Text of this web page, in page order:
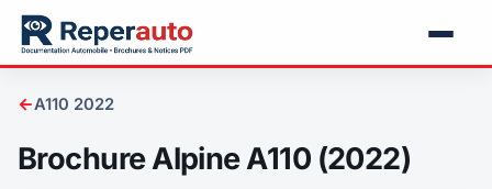
←A110 2022
Brochure Alpine A110 (2022)